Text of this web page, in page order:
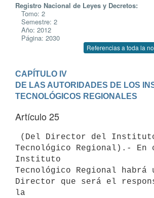
Registro Nacional de Leyes y Decretos:
Tomo: 2
Semestre: 2
Año: 2012
Página: 2030
Referencias a toda la
CAPÍTULO IV
DE LAS AUTORIDADES DE LOS
TECNOLÓGICOS REGIONALES
Artículo 25
Tecnológico Regional).- En
Instituto
Tecnológico Regional habrá
Director que será el
la